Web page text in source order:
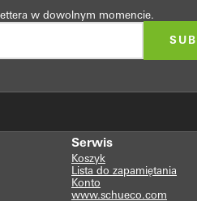
w dowolnym momencie.
Serwis
Koszyk
Lista do zapamiętania
Konto
www.schueco.com